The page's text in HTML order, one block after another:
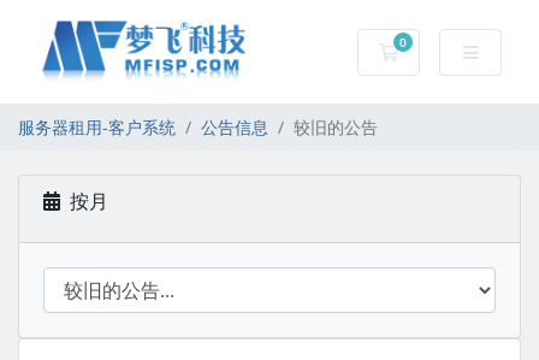
0
服务器租用-购物车
服务器租用-客户系统 公告信息 较旧的公告
按月